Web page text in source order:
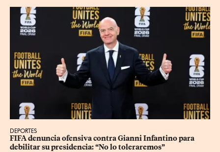
DEPORTES
FIFA denuncia ofensiva contra Gianni Infantino para
debilitar su presidencia: “No lo toleraremos”